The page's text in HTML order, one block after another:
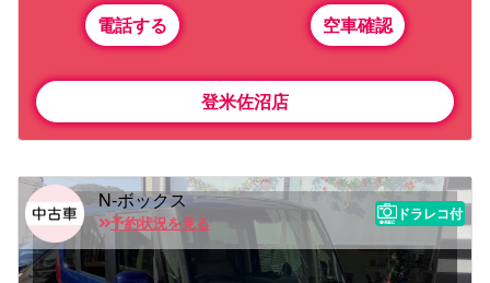
電話する 空車確認
登米佐沼店
N-ボックス
予約状況を見る
ドラレコ付